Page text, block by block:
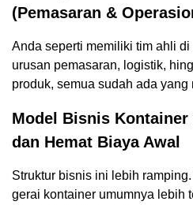
(Pemasaran &
Anda seperti memiliki tim ahli
urusan pemasaran, logistik,
produk, semua sudah ada yang
Model Bisnis
dan Hemat Biaya Awal
Struktur bisnis ini lebih
gerai kontainer umumnya lebih